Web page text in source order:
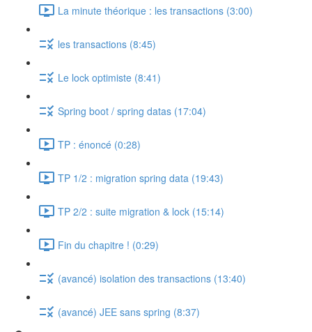
La minute théorique : les transactions (3:00)
les transactions (8:45)
Le lock optimiste (8:41)
Spring boot / spring datas (17:04)
TP : énoncé (0:28)
TP 1/2 : migration spring data (19:43)
TP 2/2 : suite migration & lock (15:14)
Fin du chapitre ! (0:29)
(avancé) isolation des transactions (13:40)
(avancé) JEE sans spring (8:37)